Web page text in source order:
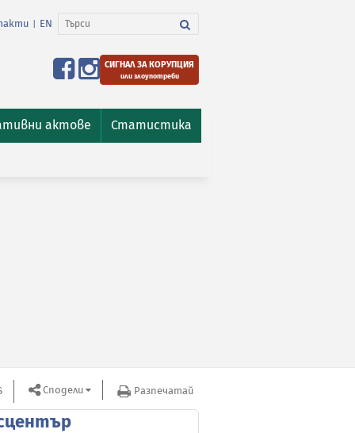
EN
СИГНАЛ ЗА КОРУПЦИЯ
или злоупотреби
актове Статистика
Сподели Разпечатай